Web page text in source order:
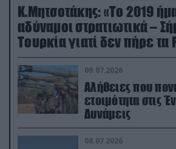
Κ.Μητσοτάκης: «Το 2019
αδύναμοι στρατιωτικά –
Τουρκία γιατί δεν πήρε τα
(βίντεο)
09.07.2026
Αλήθειες που
ετοιμότητα στις
Δυνάμεις
08.07.2026